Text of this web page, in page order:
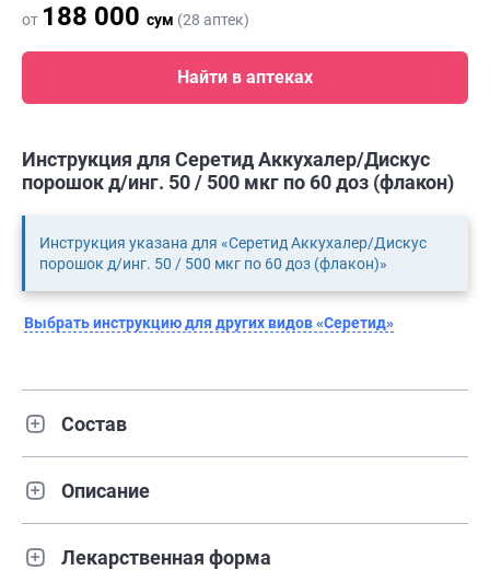
от 188 000 сум (28 аптек)
Найти в аптеках
Инструкция для Серетид Аккухалер/Дискус
порошок д/инг. 50 / 500 мкг по 60 доз (флакон)
Инструкция указана для «Серетид Аккухалер/Дискус
порошок д/инг. 50 / 500 мкг по 60 доз (флакон)»
Выбрать инструкцию для других видов «Серетид»
Состав
Описание
Лекарственная форма